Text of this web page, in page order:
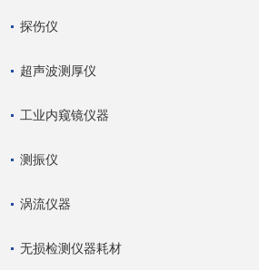
探伤仪
超声波测厚仪
工业内窥镜仪器
测振仪
涡流仪器
无损检测仪器耗材